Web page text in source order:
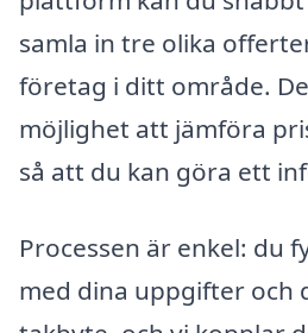
samla in tre olika
företag i ditt område.
möjlighet att jämföra
så att du kan göra ett
Processen är enkel: du
med dina uppgifter och